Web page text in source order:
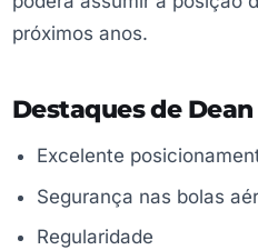
próximos anos.
Destaques de
Excelente
Segurança nas bolas
Regularidade